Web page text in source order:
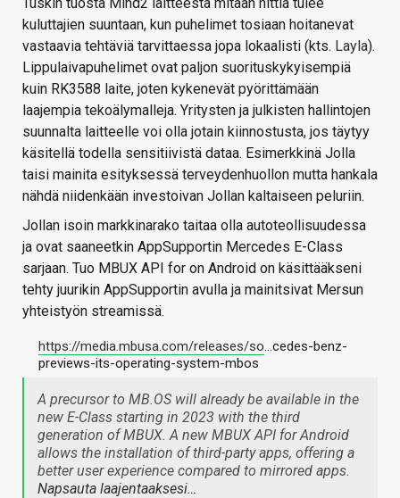
kuluttajien suuntaan, kun puhelimet tosiaan hoitanevat
vastaavia tehtäviä tarvittaessa jopa lokaalisti (kts. Layla).
Lippulaivapuhelimet ovat paljon suorituskykyisempiä
kuin RK3588 laite, joten kykenevät pyörittämään
laajempia tekoälymalleja. Yritysten ja julkisten hallintojen
suunnalta laitteelle voi olla jotain kiinnostusta, jos täytyy
käsitellä todella sensitiivistä dataa. Esimerkkinä Jolla
taisi mainita esityksessä terveydenhuollon mutta hankala
nähdä niidenkään investoivan Jollan kaltaiseen peluriin.
Jollan isoin markkinarako taitaa olla autoteollisuudessa
ja ovat saaneetkin AppSupportin Mercedes E-Class
sarjaan. Tuo MBUX API for on Android on käsittääkseni
tehty juurikin AppSupportin avulla ja mainitsivat Mersun
yhteistyön streamissä.
https://media.mbusa.com/releases/so …cedes-benz-
previews-its-operating-system-mbos
A precursor to MB.OS will already be available in the
new E-Class starting in 2023 with the third
generation of MBUX. A new MBUX API for Android
allows the installation of third-party apps, offering a
better user experience compared to mirrored apps.
Napsauta laajentaaksesi…